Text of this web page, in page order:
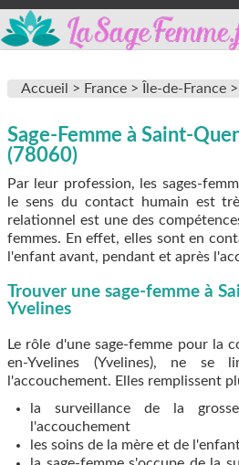
Inscription
FAQ
Accueil > France > Île-de-France >
Sage-Femme à Saint-
(78060)
Par leur profession, les sages-
le sens du contact humain est
relationnel est une des
femmes. En effet, elles sont en
l'enfant avant, pendant et après
Trouver une sage-femme à
Yvelines
Le rôle d'une sage-femme pour la
en-Yvelines (Yvelines), ne se
l'accouchement. Elles remplissent
la surveillance de la
l'accouchement
les soins de la mère et de